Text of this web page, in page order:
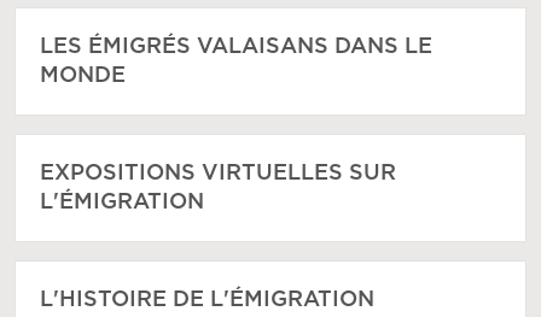
LES ÉMIGRÉS VALAISANS DANS LE
MONDE
EXPOSITIONS VIRTUELLES SUR
L'ÉMIGRATION
L'HISTOIRE DE L'ÉMIGRATION